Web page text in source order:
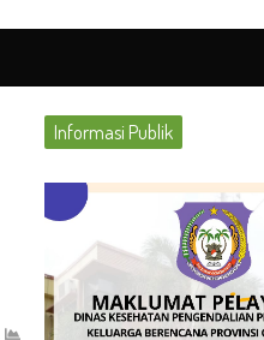
Informasi Publik